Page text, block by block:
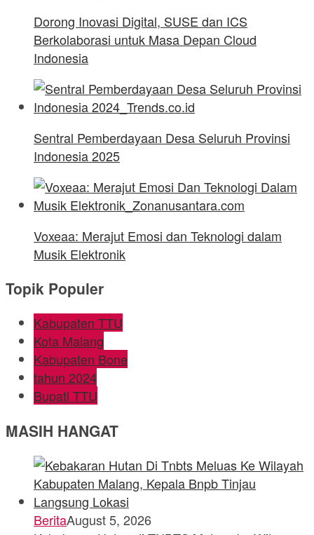
Dorong Inovasi Digital, SUSE dan ICS
Berkolaborasi untuk Masa Depan Cloud
Indonesia
Sentral Pemberdayaan Desa Seluruh Provinsi
Indonesia 2025
Voxeaa: Merajut Emosi dan Teknologi dalam
Musik Elektronik
Topik Populer
Kabupaten TTU
Kota Malang
Kabupaten Bone
tahun 2024
Bupati TTU
MASIH HANGAT
BeritaAugust 5, 2026